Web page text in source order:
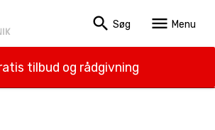
search Søg menu Menu
tilbud og rådgivning